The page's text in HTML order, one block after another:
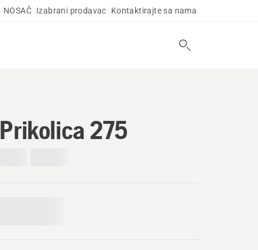
NOSAČ Izabrani prodavac Kontaktirajte sa nama
Prikolica 275